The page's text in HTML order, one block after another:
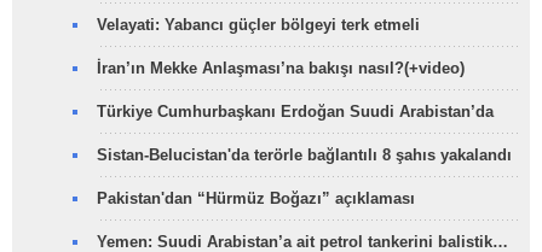
Velayati: Yabancı güçler bölgeyi terk etmeli
İran’ın Mekke Anlaşması’na bakışı nasıl?(+video)
Türkiye Cumhurbaşkanı Erdoğan Suudi Arabistan’da
Sistan-Belucistan'da terörle bağlantılı 8 şahıs yakalandı
Pakistan'dan “Hürmüz Boğazı” açıklaması
Yemen: Suudi Arabistan’a ait petrol tankerini balistik…